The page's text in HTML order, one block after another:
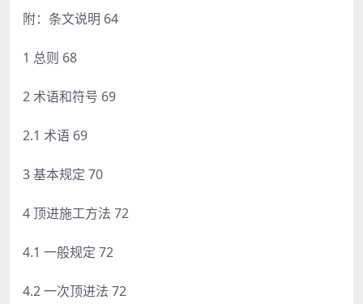
附：条文说明 64
1 总则 68
2 术语和符号 69
2.1 术语 69
3 基本规定 70
4 顶进施工方法 72
4.1 一般规定 72
4.2 一次顶进法 72